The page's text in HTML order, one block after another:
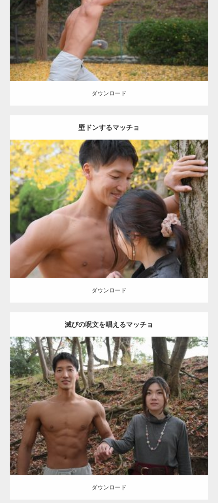
Category: 公園のマッチョ その他 AKIHITO(細マッチョ) 背中
ダウンロード
ダウンロード
壁ドンするマッチョ
Update: 2021.07.8
Category:公園のマッチョ その他 AKIHITO(細マッチョ) 大胸筋 肩 腹
筋
ダウンロード
滅びの呪文を唱えるマッチョ
Update:2021.07.8
Category:公園のマッチョ その他 AKIHITO(細マッチョ) 大胸筋 腹筋
ダウンロード
ダウンロード
【YouTube】マッチョフリー素材メンバーが
ギネス世界記録…
【TV】TBS番組「ひるおび」にてマッスルプ
ラスが紹介されま…
TOKYO FMラジオ番組「ONE MORNING」
で紹介さ…
NHK「所さん！事件ですよ」に取材されまし
た（6/8放送）